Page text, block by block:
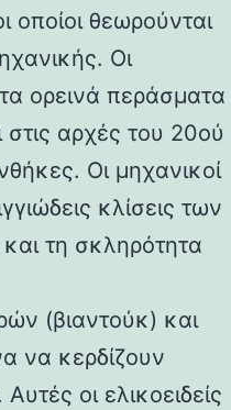
οποίοι θεωρούνται
Οι
ορεινά περάσματα
αρχές του 20ού
Οι μηχανικοί
κλίσεις των
τη σκληρότητα
(βιαντούκ) και
να κερδίζουν
οι ελικοειδείς